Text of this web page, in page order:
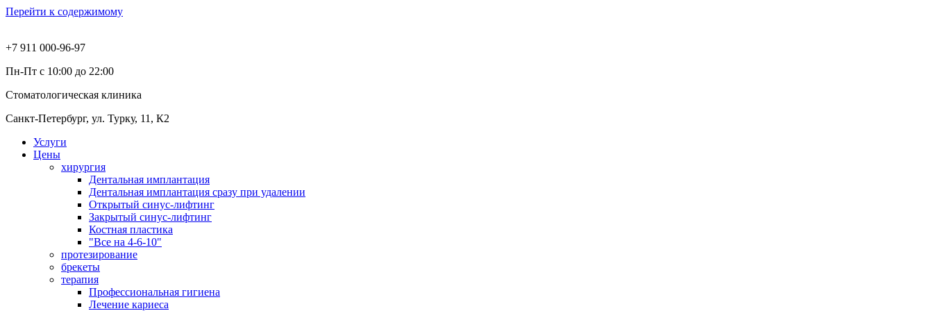
Перейти к содержимому
+7 911 000-96-97
Пн-Пт с 10:00 до 22:00
Стоматологическая клиника
Санкт-Петербург, ул. Турку, 11, К2
Услуги
Цены
хирургия
Дентальная имплантация
Дентальная имплантация сразу при удалении
Открытый синус-лифтинг
Закрытый синус-лифтинг
Костная пластика
"Все на 4-6-10"
протезирование
брекеты
терапия
Профессиональная гигиена
Лечение кариеса